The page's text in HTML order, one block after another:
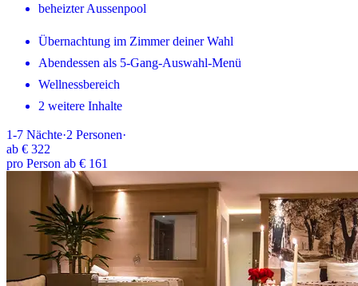
beheizter Aussenpool
Übernachtung im Zimmer deiner Wahl
Abendessen als 5-Gang-Auswahl-Menü
Wellnessbereich
2 weitere Inhalte
1-7 Nächte·2 Personen·
ab € 322
pro Person ab € 161